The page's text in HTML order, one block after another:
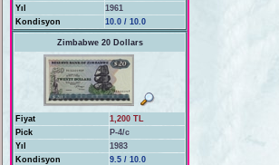
Yıl
1961
Kondisyon
10.0 / 10.0
Zimbabwe 20 Dollars
Fiyat
1,200 TL
Pick
P-4/c
Yıl
1983
Kondisyon
9.5 / 10.0